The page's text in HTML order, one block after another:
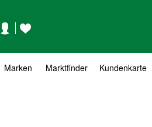
KontoWunschzettel
Marken Marktfinder Kundenkarte